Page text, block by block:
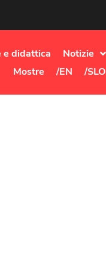
e didattica
Notizie
Mostre
/EN /SLO